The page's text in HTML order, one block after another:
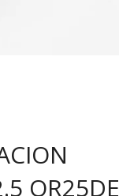
QR25DE